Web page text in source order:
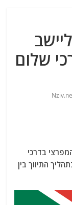
שלום
בדרכי
התיווך בין